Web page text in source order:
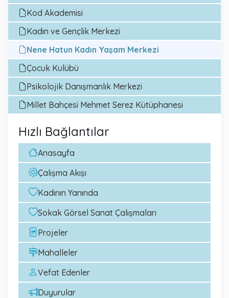
Kod Akademisi
Kadın ve Gençlik Merkezi
Nene Hatun Kadın Yaşam Merkezi
Çocuk Kulübü
Psikolojik Danışmanlık Merkezi
Millet Bahçesi Mehmet Serez Kütüphanesi
Hızlı Bağlantılar
Anasayfa
Çalışma Akışı
Kadının Yanında
Sokak Görsel Sanat Çalışmaları
Projeler
Mahalleler
Vefat Edenler
Duyurular